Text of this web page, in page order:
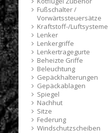
Fußschalter /
Vorwärtssteuersätze
Kraftstoff-/Luftsysteme
Lenker
Lenkergriffe
Lenkertragegurte
Beheizte Griffe
Beleuchtung
Gepäckhalterungen
Gepäckablagen
Spiegel
Nachhut
Sitze
Federung
Windschutzscheiben